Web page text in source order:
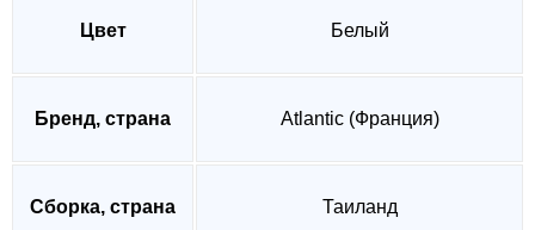
Цвет Белый
Бренд, страна Atlantic (Франция)
Сборка, страна Таиланд